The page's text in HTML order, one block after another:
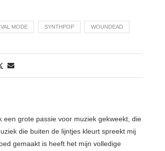
MODE SYNTHPOP WOUNDEAD
een grote passie voor muziek gekweekt, die
die buiten de lijntjes kleurt spreekt mij
gemaakt is heeft het mijn volledige